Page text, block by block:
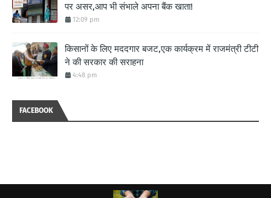
पर असर,आप भी संभाले अपना बैंक खाता!
12:09 pm
किसानों के लिए मददगार बजट,एक कार्यक्रम में राजमंत्री टीटी
ने की सरकार की सराहना
4:48 pm
FACEBOOK